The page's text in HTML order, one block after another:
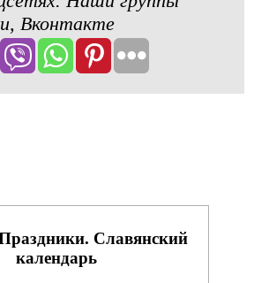
Вконтакте
Славянский
календарь